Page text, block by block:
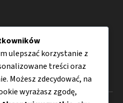
ulepszać korzystanie z
treści oraz
Możesz zdecydować, na
wyrażasz zgodę,